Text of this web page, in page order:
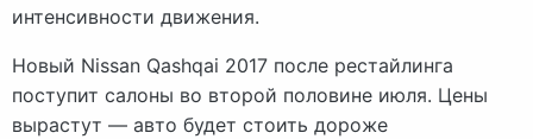
интенсивности движения.
Новый Nissan Qashqai 2017 после рестайлинга
поступит салоны во второй половине июля. Цены
вырастут — авто будет стоить дороже